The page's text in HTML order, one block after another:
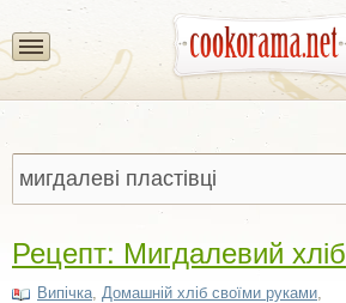
Рецепт: Мигдалевий хліб
Випічка, Домашній хліб своїми руками,